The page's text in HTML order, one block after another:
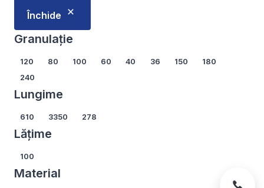
multe
variații.
Opțiunile
alese
în
fi
Închide
Granulație
Granulație
120 80 100 60 40 36 150
180
240
Lungime
Lungime
610 3350 278
Lățime
Lățime
100
Material